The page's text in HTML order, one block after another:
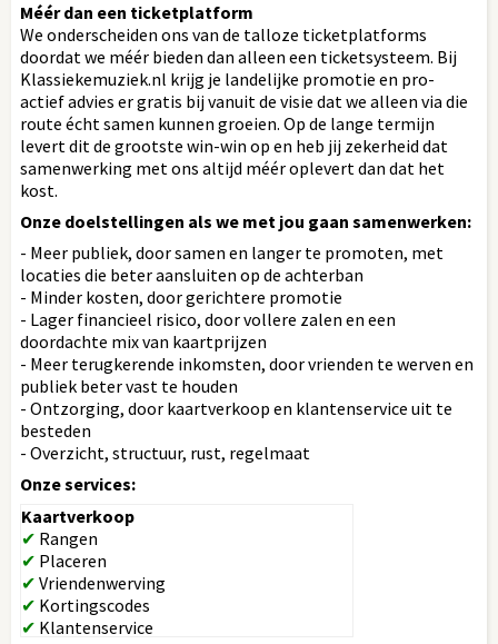
Méér dan een ticketplatform
We onderscheiden ons van de talloze ticketplatforms
doordat we méér bieden dan alleen een ticketsysteem. Bij
Klassiekemuziek.nl krijg je landelijke promotie en pro-
actief advies er gratis bij vanuit de visie dat we alleen via die
route écht samen kunnen groeien. Op de lange termijn
levert dit de grootste win-win op en heb jij zekerheid dat
samenwerking met ons altijd méér oplevert dan dat het
kost.
Onze doelstellingen als we met jou gaan samenwerken:
- Meer publiek, door samen en langer te promoten, met
locaties die beter aansluiten op de achterban
- Minder kosten, door gerichtere promotie
- Lager financieel risico, door vollere zalen en een
doordachte mix van kaartprijzen
- Meer terugkerende inkomsten, door vrienden te werven en
publiek beter vast te houden
- Ontzorging, door kaartverkoop en klantenservice uit te
besteden
- Overzicht, structuur, rust, regelmaat
Onze services:
Kaartverkoop
✔ Rangen
✔ Placeren
✔ Vriendenwerving
✔ Kortingscodes
✔ Klantenservice